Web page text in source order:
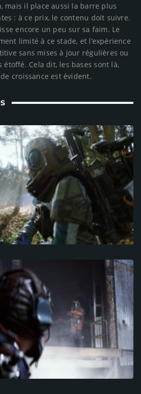
mais il place aussi la barre plus
: à ce prix, le contenu doit suivre.
encore un peu sur sa faim. Le
limité à ce stade, et l’expérience
sans mises à jour régulières ou
étoffé. Cela dit, les bases sont là,
croissance est évident.